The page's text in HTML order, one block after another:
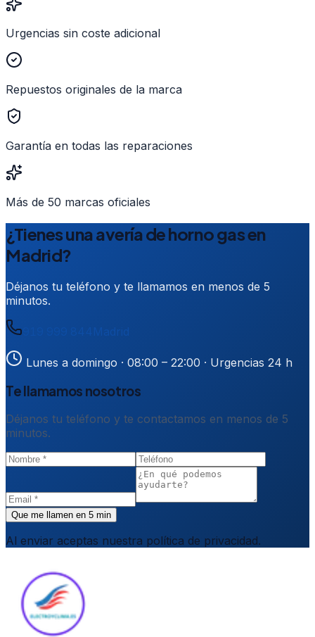
Urgencias sin coste adicional
Repuestos originales de la marca
Garantía en todas las reparaciones
Más de 50 marcas oficiales
¿Tienes una avería de horno gas en
Madrid?
Déjanos tu teléfono y te llamamos en menos de 5
minutos.
Madrid
Lunes a domingo · 08:00 – 22:00 · Urgencias 24 h
Te llamamos nosotros
Déjanos tu teléfono y te contactamos en menos de 5
minutos.
Que me llamen en 5 min
Al enviar aceptas nuestra política de privacidad.